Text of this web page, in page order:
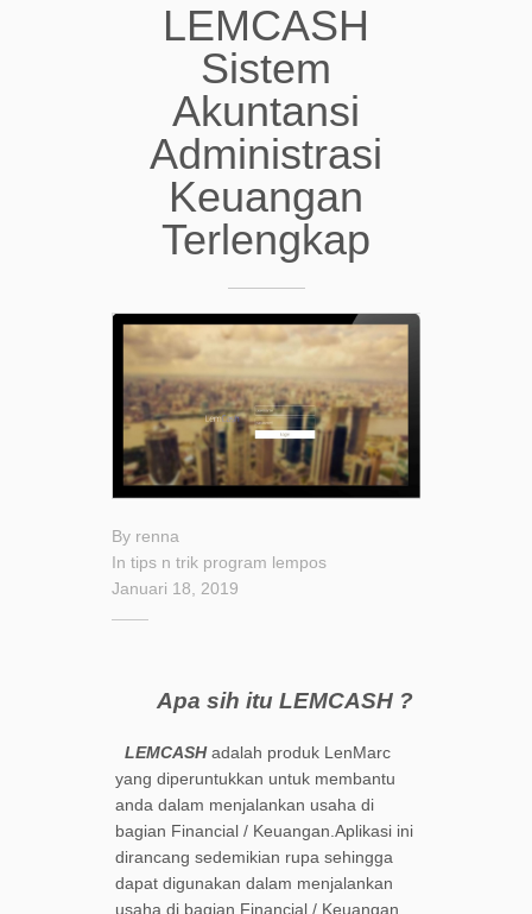
LEMCASH
Sistem
Akuntansi
Administrasi
Keuangan
Terlengkap
By renna
In tips n trik program lempos
Januari 18, 2019
Apa sih itu LEMCASH ?
LEMCASHadalah produk LenMarc
yang diperuntukkan untuk membantu
anda dalam menjalankan usaha di
bagian Financial / Keuangan.Aplikasi ini
dirancang sedemikian rupa sehingga
dapat digunakan dalam menjalankan
usaha di bagian Financial / Keuangan